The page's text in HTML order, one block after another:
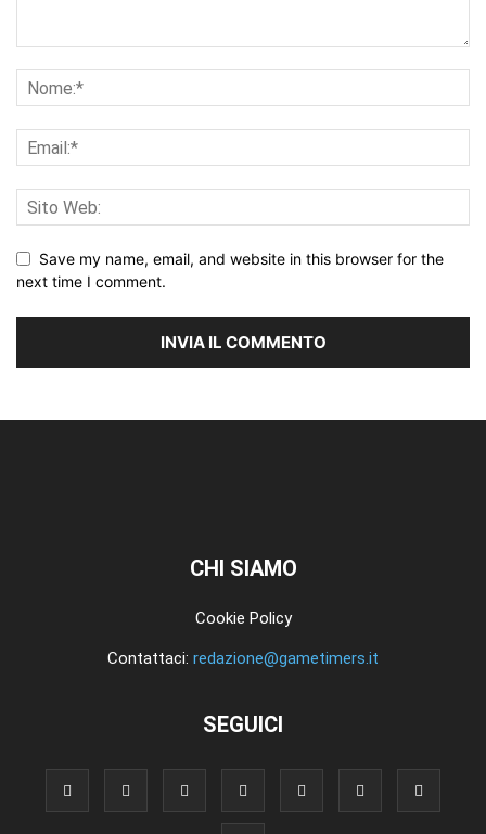
Save my name, email, and website in this browser for the
next time I comment.
CHI SIAMO
Cookie Policy
Contattaci: redazione@gametimers.it
SEGUICI